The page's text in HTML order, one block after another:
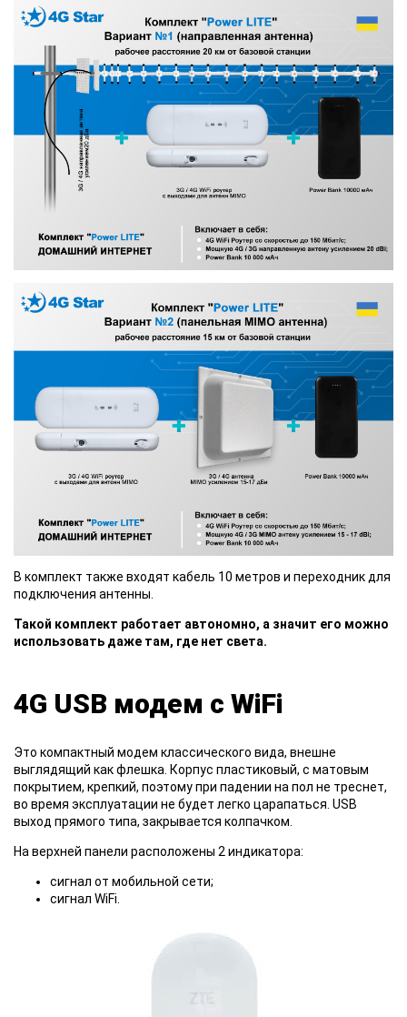
В комплект также входят кабель 10 метров и переходник для
подключения антенны.
Такой комплект работает автономно, а значит его можно
использовать даже там, где нет света.
4G USB модем с WiFi
Это компактный модем классического вида, внешне
выглядящий как флешка. Корпус пластиковый, с матовым
покрытием, крепкий, поэтому при падении на пол не треснет,
во время эксплуатации не будет легко царапаться. USB
выход прямого типа, закрывается колпачком.
На верхней панели расположены 2 индикатора:
сигнал от мобильной сети;
сигнал WiFi.